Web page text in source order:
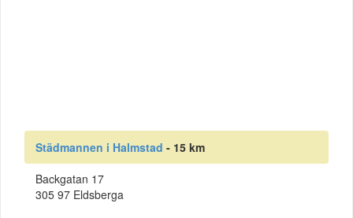
Städmannen i Halmstad - 15 km
Backgatan 17
305 97 Eldsberga